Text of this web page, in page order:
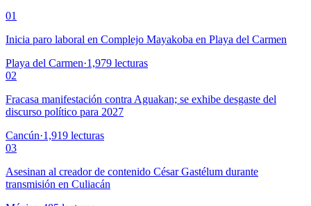
01
Inicia paro laboral en Complejo Mayakoba en Playa del Carmen
Playa del Carmen·1,979 lecturas
02
Fracasa manifestación contra Aguakan; se exhibe desgaste del
discurso político para 2027
Cancún·1,919 lecturas
03
Asesinan al creador de contenido César Gastélum durante
transmisión en Culiacán